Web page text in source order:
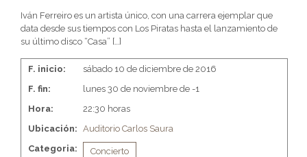
Iván Ferreiro es un artista único, con una carrera ejemplar que
data desde sus tiempos con Los Piratas hasta el lanzamiento de
su último disco “Casa” […]
F. inicio:
sábado 10 de diciembre de 2016
F. fin:
lunes 30 de noviembre de -1
Hora:
22:30 horas
Ubicación: Auditorio Carlos Saura
Categoria:
Concierto